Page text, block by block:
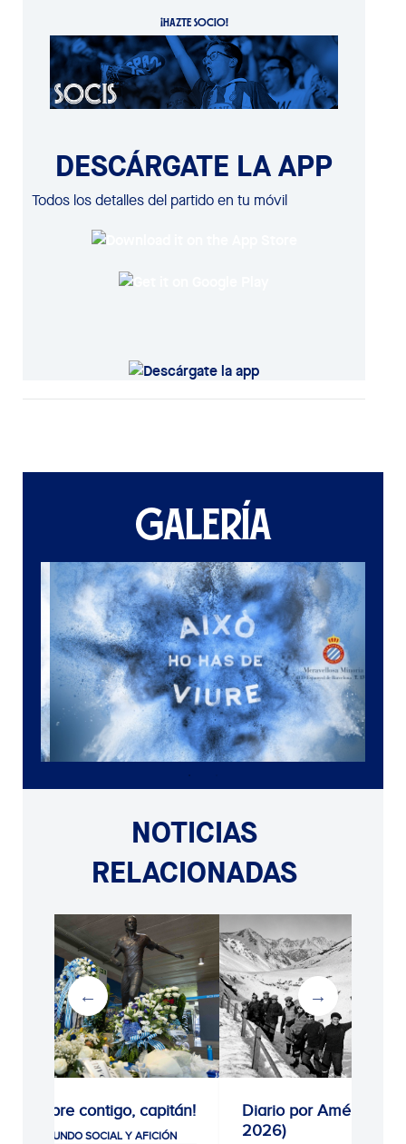
¡HAZTE SOCIO!
DESCÁRGATE LA APP
Todos los detalles del partido en tu móvil
GALERÍA
NOTICIAS
RELACIONADAS
¡Siempre contigo, capitán!
CLUB, MUNDO SOCIAL Y AFICIÓN
Diario por América
2026)